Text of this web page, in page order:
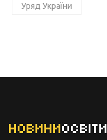
Уряд України
НОВИНИОСВІТИ